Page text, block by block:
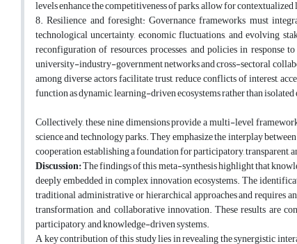
levels enhance the competitiveness of parks, allow for
8. Resilience and foresight: Governance frameworks must
technological uncertainty, economic fluctuations, and evolving
reconfiguration of resources, processes, and policies in
university-industry-government networks and cross-sectoral
among diverse actors facilitate trust, reduce conflicts of interest,
function as dynamic, learning-driven ecosystems rather than
Collectively, these nine dimensions provide a multi-level
science and technology parks. They emphasize the interplay
cooperation, establishing a foundation for participatory,
Discussion:The findings of this meta-synthesis highlight that
deeply embedded in complex innovation ecosystems. The
traditional administrative or hierarchical approaches and requires
transformation, and collaborative innovation. These results are
participatory, and knowledge-driven systems.
A key contribution of this study lies in revealing the synergistic